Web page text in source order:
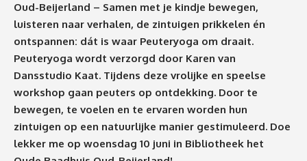
Oud-Beijerland – Samen met je kindje bewegen,
luisteren naar verhalen, de zintuigen prikkelen én
ontspannen: dát is waar Peuteryoga om draait.
Peuteryoga wordt verzorgd door Karen van
Dansstudio Kaat. Tijdens deze vrolijke en speelse
workshop gaan peuters op ontdekking. Door te
bewegen, te voelen en te ervaren worden hun
zintuigen op een natuurlijke manier gestimuleerd. Doe
lekker me op woensdag 10 juni in Bibliotheek het